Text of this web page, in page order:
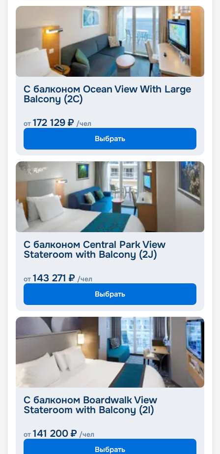
С балконом Ocean View With Large
Balcony (2C)
от 172 129 ₽ /чел
Выбрать
С балконом Central Park View
Stateroom with Balcony (2J)
от 143 271 ₽ /чел
Выбрать
С балконом Boardwalk View
Stateroom with Balcony (2I)
от 141 200 ₽ /чел
Выбрать